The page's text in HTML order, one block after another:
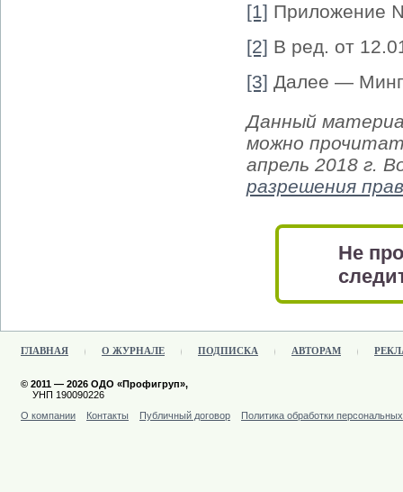
[1] Приложение
[2] В ред. от
[3] Далее —
Данный
можно
апрель 2018 г.
разрешения
Не
ГЛАВНАЯ О ЖУРНАЛЕ ПОДПИСКА АВТОРАМ
© 2011 — 2026 ОДО «Профигруп»,
УНП 190090226
О компании
Контакты Публичный договор Политика обработки